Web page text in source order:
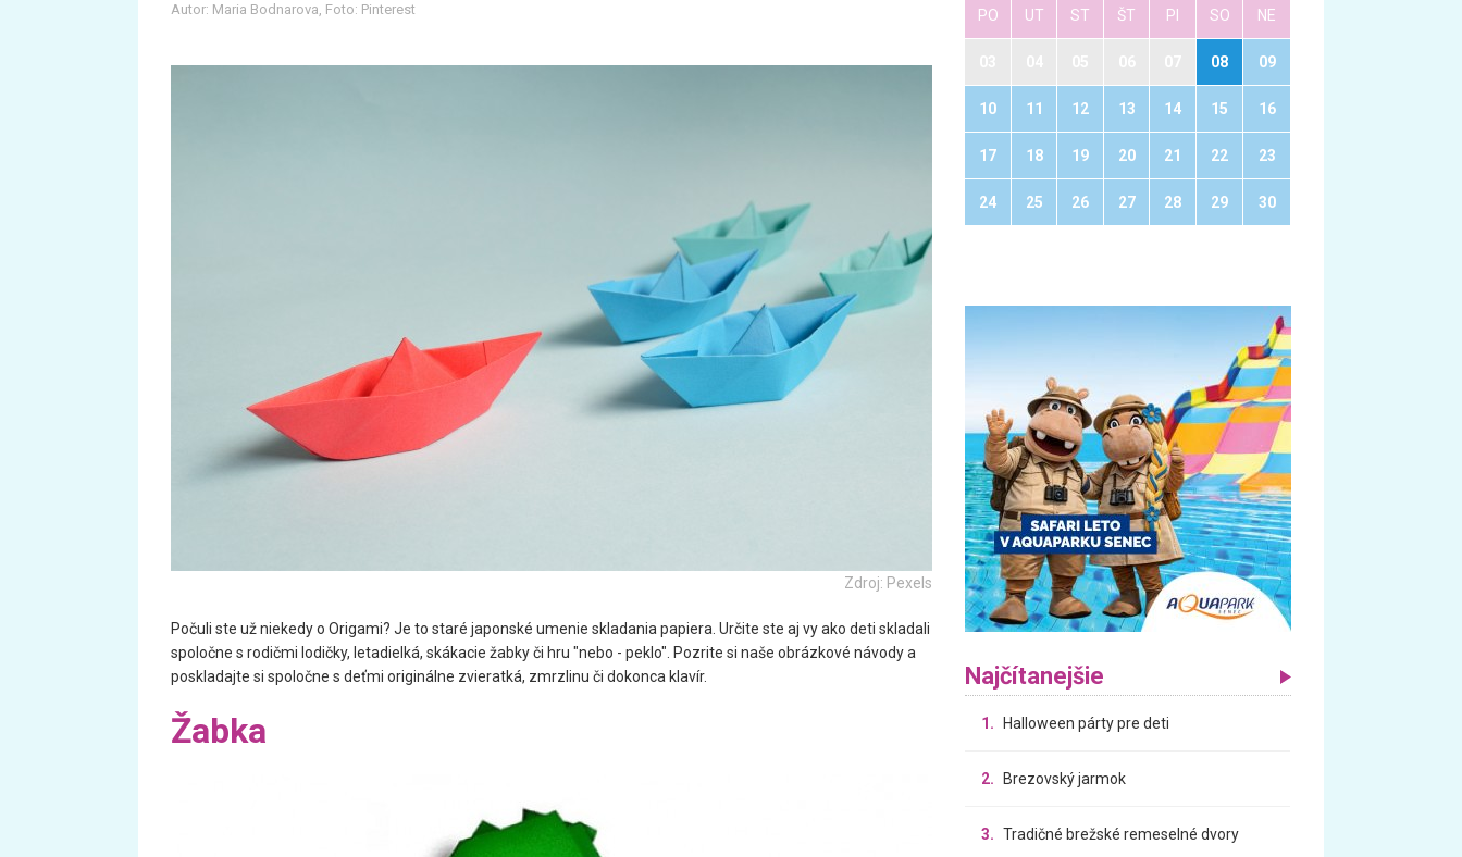
Autor: Maria Bodnarova, Foto: Pinterest
Zdroj: Pexels
Počuli ste už niekedy o Origami? Je to staré japonské umenie skladania papiera. Určite ste aj vy ako deti skladali
spoločne s rodičmi lodičky, letadielká, skákacie žabky či hru "nebo - peklo". Pozrite si naše obrázkové návody a
poskladajte si spoločne s deťmi originálne zvieratká, zmrzlinu či dokonca klavír.
Žabka
PO UT ST ŠT PI SO NE
08 09
10 11 12 13 14 15 16
17 18 19 20 21 22 23
24 25 26 27 28 29 30
Najčítanejšie
1. Halloween párty pre deti
2. Brezovský jarmok
3. Tradičné brežské remeselné dvory